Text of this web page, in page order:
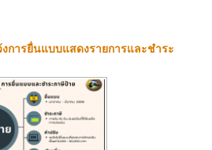
การยื่นแบบแสดงรายการและชำระ